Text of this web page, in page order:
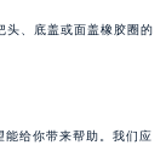
头、底盖或面盖橡胶圈的
给你带来帮助。我们应